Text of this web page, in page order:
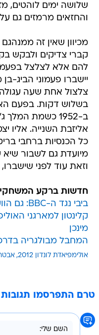
שלושה ימים לוהטים,
והחזאים מרמזים גם
מכיוון שאין זה
קברי צדיקים ולבקש
בשלוש דקות. בפעם
ב-1952 כשמת
אליזבת השנייה. אליו
כל הכנסיות ברחבי
מיועדת גם לשבור שיא
וזאת עוד לפני
חדשות ברקע
ביבי נגד ה-BBC: גם הוועד האולימפי מצטרף
קלינטון למארגני
מינכן
המחבל מבולגריה
אולימפיאדת לונדון 2012
טרם התפרסמו תגובות